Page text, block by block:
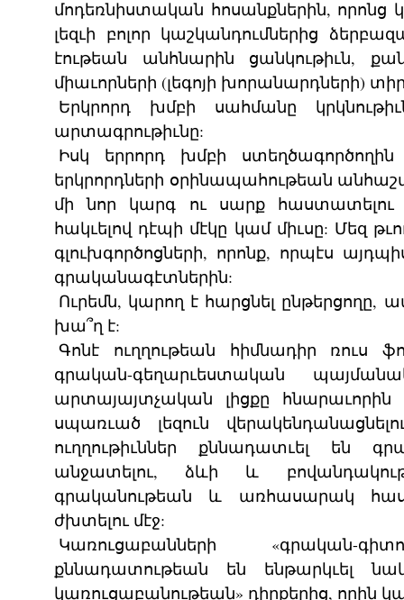
մոդեռնիստական հոսանքներին,
լեզւի բոլոր կաշկանդումներից
էութեան անհնարին ցանկութիւն,
միաւորների (լեգոյի խորանարդների)
Երկրորդ խմբի սահմանը
արտագրութիւնը:
Իսկ երրորդ խմբի
երկրորդների օրինապահութեան
մի նոր կարգ ու սարք
հակւելով դէպի մէկը կամ միւսը: Մեզ
գլուխգործոցների, որոնք, որպէս
գրականագէտներին:
Ուրեմն, կարող է հարցնել
խա՞ղ է:
Գոնէ ուղղութեան հիմնադիր ռուս
գրական-գեղարւեստական
արտայայտչական լիցքը հնարաւորին
սպառւած լեզուն
ուղղութիւններ քննադատւել են
անջատելու, ձևի և
գրականութեան և առհասարակ
ժխտելու մէջ:
Կառուցաբանների «գրական-
քննադատութեան են ենթարկւել
կառուցաբանութեան» դիրքերից, որին